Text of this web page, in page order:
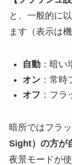
と、一般的に
ます（表示は
自動：暗い
オン：常時
オフ ：フラ
暗所ではフラ
Sight）の方が
夜景モードが